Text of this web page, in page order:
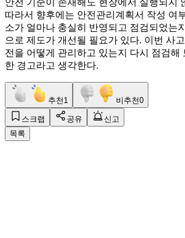
따라서 향후에는 안전관리계획서 작성 여
소가 얼마나 충실히 반영되고 점검되었는
으로 제도가 개선될 필요가 있다. 이번 사
전을 어떻게 관리하고 있는지 다시 점검해
한 경고라고 생각한다.
추천 1 비추천0
스크랩 공유
신고
목록